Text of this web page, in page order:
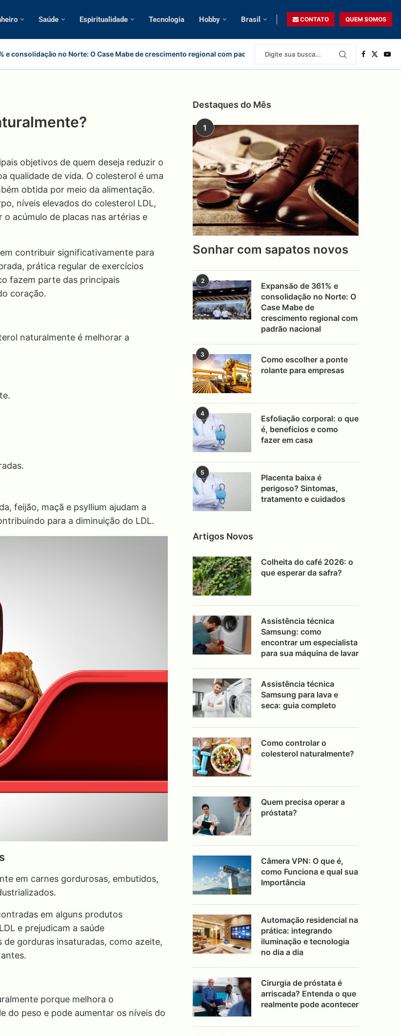
Saúde Espiritualidade Tecnologia Hobby Brasil CONTATO QUEM SOMOS
e consolidação no Norte: O Case Mabe de crescimento regional com padrão nacional
objetivos de quem deseja reduzir o
qualidade de vida. O colesterol é uma
obtida por meio da alimentação.
níveis elevados do colesterol LDL,
acúmulo de placas nas artérias e
contribuir significativamente para
prática regular de exercícios
fazem parte das principais
coração.
naturalmente é melhorar a
feijão, maçã e psyllium ajudam a
para a diminuição do LDL.
em carnes gordurosas, embutidos,
em alguns produtos
e prejudicam a saúde
gorduras insaturadas, como azeite,
porque melhora o
do peso e pode aumentar os níveis do
Destaques do Mês
1
Sonhar com sapatos novos
2
Expansão de 361% e
consolidação no Norte: O
Case Mabe de
crescimento regional com
padrão nacional
3
Como escolher a ponte
rolante para empresas
4
Esfoliação corporal: o que
é, benefícios e como
fazer em casa
5
Placenta baixa é
perigoso? Sintomas,
tratamento e cuidados
Artigos Novos
Colheita do café 2026: o
que esperar da safra?
Assistência técnica
Samsung: como
encontrar um especialista
para sua máquina de lavar
Assistência técnica
Samsung para lava e
seca: guia completo
Como controlar o
colesterol naturalmente?
Quem precisa operar a
próstata?
Câmera VPN: O que é,
como Funciona e qual sua
Importância
Automação residencial na
prática: integrando
iluminação e tecnologia
no dia a dia
Cirurgia de próstata é
arriscada? Entenda o que
realmente pode acontecer